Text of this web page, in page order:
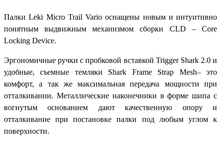
Палки Leki Micro Trail Vario оснащены новым и интуитивно
понятным выдвижным механизмом сборки CLD – Core
Locking Device.
Эргономичные ручки с пробковой вставкой Trigger Shark 2.0 и
удобные, съемные темляки Shark Frame Strap Mesh– это
комфорт, а так же максимальная передача мощности при
отталкивании. Металлические наконечники в форме шипа с
вогнутым основанием дают качественную опору и
отталкивание при постановке палки под любым углом к
поверхности.